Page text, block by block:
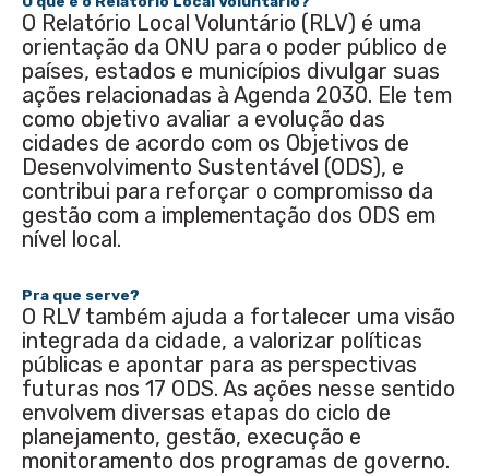
O Relatório Local Voluntário (RLV) é uma
orientação da ONU para o poder público de
países, estados e municípios divulgar suas
ações relacionadas à Agenda 2030. Ele tem
como objetivo avaliar a evolução das
cidades de acordo com os Objetivos de
Desenvolvimento Sustentável (ODS), e
contribui para reforçar o compromisso da
gestão com a implementação dos ODS em
nível local.
Pra que serve?
O RLV também ajuda a fortalecer uma visão
integrada da cidade, a valorizar políticas
públicas e apontar para as perspectivas
futuras nos 17 ODS. As ações nesse sentido
envolvem diversas etapas do ciclo de
planejamento, gestão, execução e
monitoramento dos programas de governo.